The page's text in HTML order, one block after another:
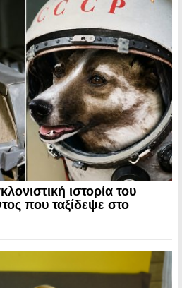
ιστορία του
που ταξίδεψε στο